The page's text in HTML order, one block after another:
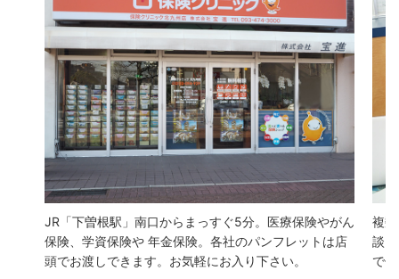
JR「下曽根駅」南口からまっすぐ5分。医療保険やがん
保険、学資保険や 年金保険。各社のパンフレットは店
頭でお渡しできます。お気軽にお入り下さい。
複
談
で